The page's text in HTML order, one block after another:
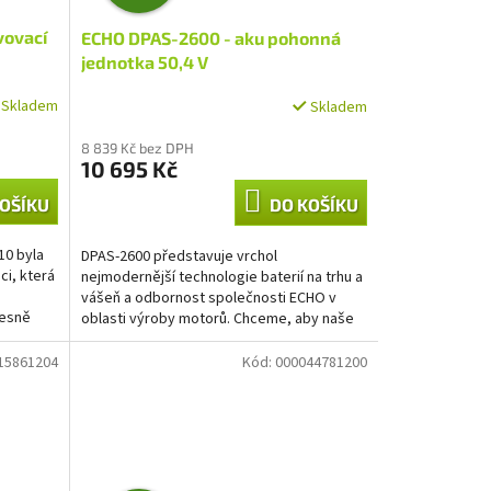
byla
která
D
A
M
ECHO DPAS-2600 - aku pohonná
jednotka 50,4 V
Skladem
8 839 Kč bez DPH
10 695 Kč
DO KOŠÍKU
DPAS-2600 představuje vrchol
nejmodernější technologie baterií na trhu a
vášeň a odbornost společnosti ECHO v
oblasti výroby motorů. Chceme, aby naše
bateriové produkty...
Kód: 000044781200